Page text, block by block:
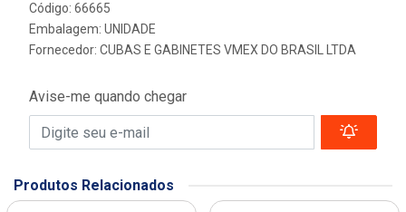
Código: 66665
Embalagem: UNIDADE
Fornecedor: CUBAS E GABINETES VMEX DO BRASIL LTDA
Avise-me quando chegar
Produtos Relacionados